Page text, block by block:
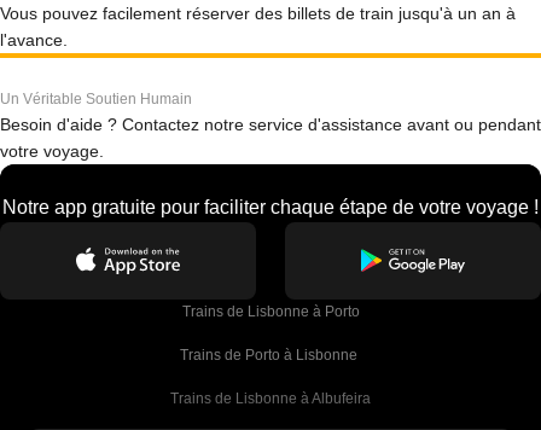
Vous pouvez facilement réserver des billets de train jusqu'à un an à
l'avance.
Un Véritable Soutien Humain
Besoin d'aide ? Contactez notre service d'assistance avant ou pendant
votre voyage.
Notre app gratuite pour faciliter chaque étape de votre voyage !
Trains de Lisbonne à Porto
Trains de Porto à Lisbonne
Trains de Lisbonne à Albufeira